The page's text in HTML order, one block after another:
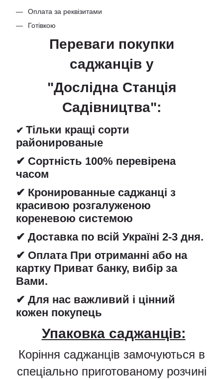
Оплата за реквізитами
Готівкою
Переваги покупки
саджанців у
"Дослідна Станція
Садівництва":
✔ Тільки кращі сорти
районированые
✔ Сортність 100% перевірена
часом
✔ Кронированные саджанці з
красивою розгалуженою
кореневою системою
✔ Доставка по всій Україні 2-3 дня.
✔ Оплата При отриманні або на
картку Приват банку, вибір за
Вами.
✔ Для нас важливий і цінний
кожен покупець
Упаковка саджанців:
Коріння саджанців замочуються в
спеціально приготованому розчині